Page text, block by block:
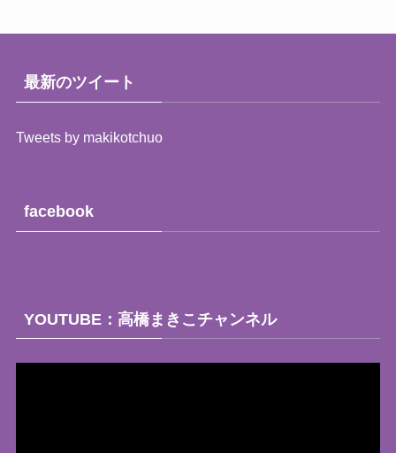
ー
（月
最新のツイート
Tweets by makikotchuo
facebook
YOUTUBE：高橋まきこチャンネル